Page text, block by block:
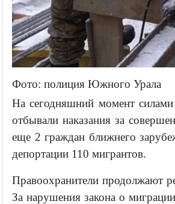
Фото: полиция Южного Урала
На сегодняшний момент
отбывали наказания за
еще 2 граждан ближнего
депортации 110 мигрантов.
Правоохранители продолжают
За нарушения закона о